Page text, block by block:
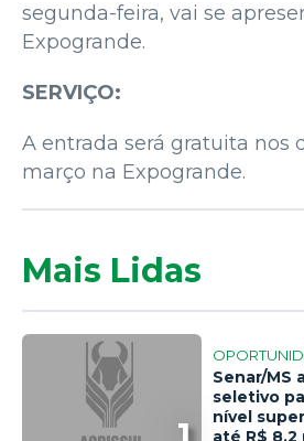
segunda-feira, vai se
Expogrande.
SERVIÇO:
A entrada será gratuita nos
março na Expogrande.
Mais Lidas
Senar/MS
seletivo
nível
até R$ 8,2